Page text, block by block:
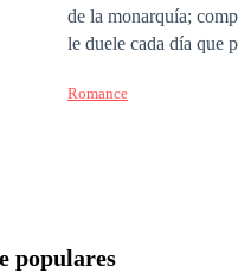
de la monarquía;
le duele cada día que
Nahid, ciudadana
dejado sin aliento y
tiene memoria,
Romance
populares